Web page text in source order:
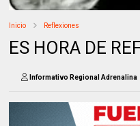
Inicio Reflexiones
ES HORA DE
Informativo Regional Adrenalina